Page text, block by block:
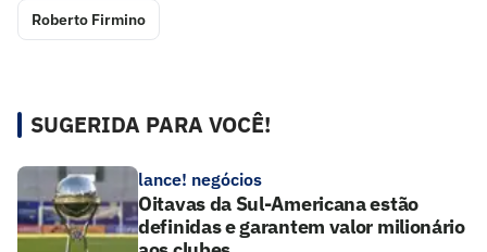
Roberto Firmino
SUGERIDA PARA VOCÊ!
lance! negócios
Oitavas da Sul-Americana estão
definidas e garantem valor milionário